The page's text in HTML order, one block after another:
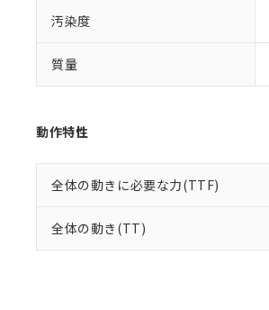
汚染度
質量
動作特性
全体の動きに必要な力(TTF)
全体の動き(TT)